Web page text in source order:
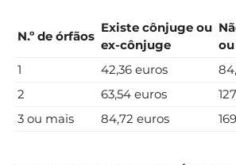
N.º de órfãos
Existe cônjuge ou
ex-cônjuge
1
42,36 euros
2
63,54 euros
3 ou mais
84,72 euros